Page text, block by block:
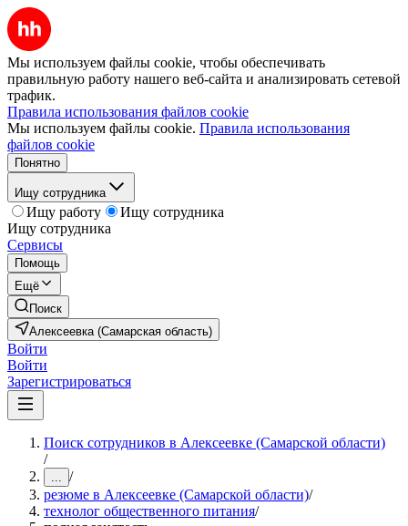
Мы используем файлы cookie, чтобы обеспечивать
правильную работу нашего веб-сайта и анализировать сетевой
трафик.
Правила использования файлов cookie
Мы используем файлы cookie. Правила использования
файлов cookie
Понятно
Ищу сотрудника
Ищу работу
Ищу сотрудника
Ищу сотрудника
Сервисы
Помощь
Ещё
Поиск
Алексеевка (Самарская область)
Войти
Войти
Зарегистрироваться
Поиск сотрудников в Алексеевке (Самарской области)
/
... /
резюме в Алексеевке (Самарской области)/
технолог общественного питания/